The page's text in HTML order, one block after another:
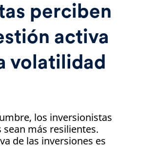
perciben
activa
volatilidad
los inversionistas
más resilientes.
de las inversiones es